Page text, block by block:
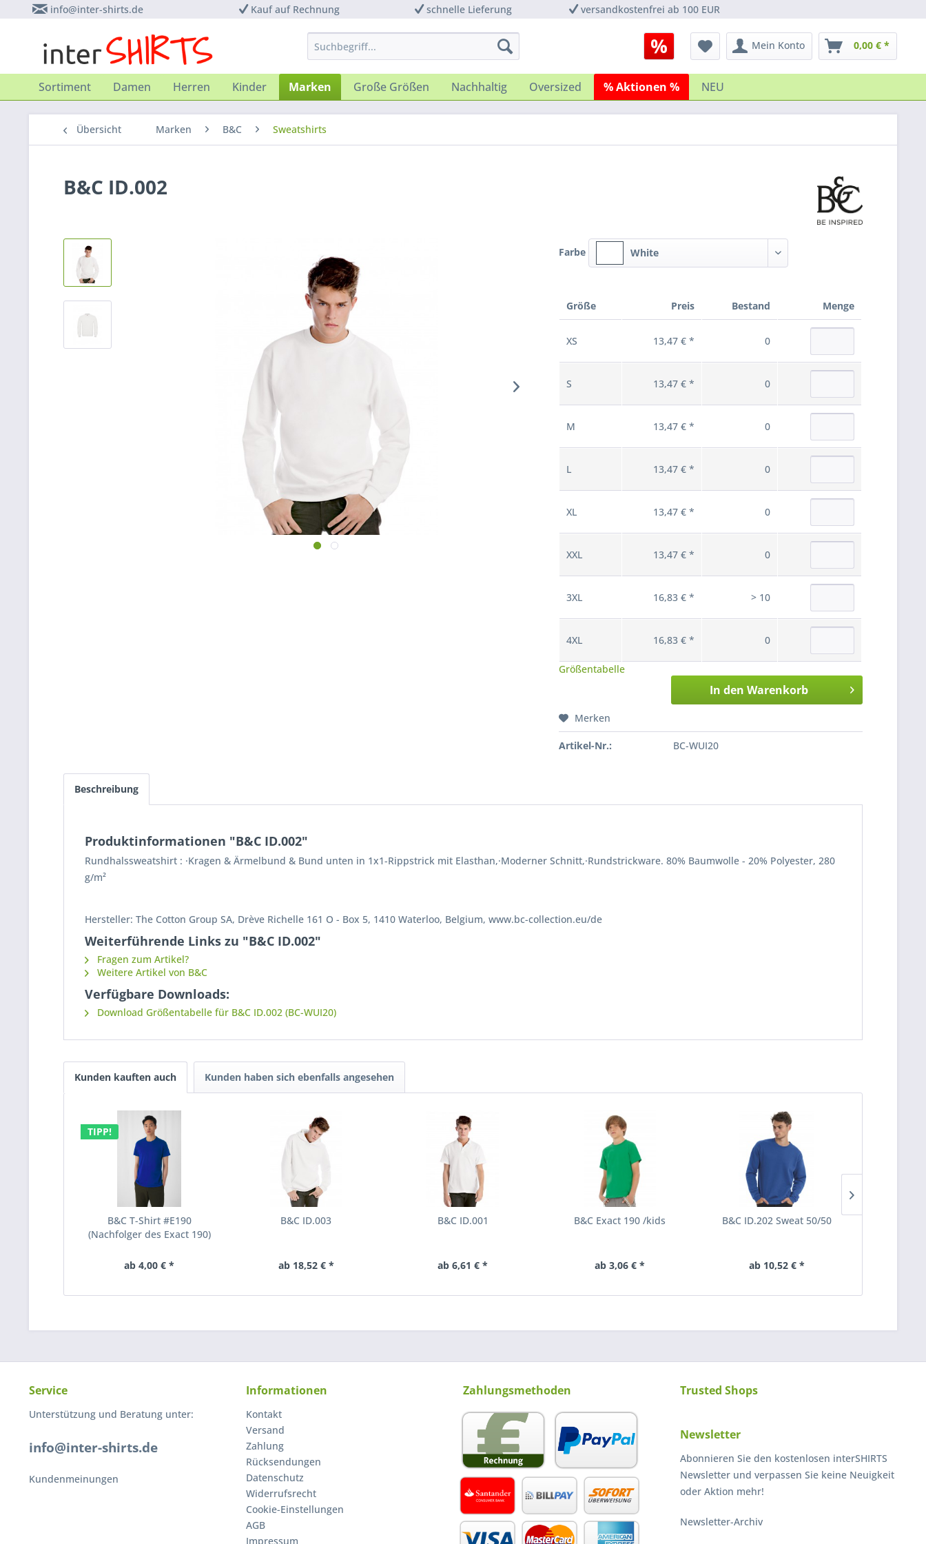
info@inter-shirts.de Kauf auf Rechnung schnelle Lieferung versandkostenfrei ab 100 EUR
Mein Konto 0,00 € *
Sortiment Damen Herren Kinder Marken Große Größen Nachhaltig Oversized % Aktionen % NEU
Übersicht Marken B&C Sweatshirts
B&C ID.002
Farbe White
Größe Preis Bestand Menge
XS 13,47 € * 0
S 13,47 € * 0
M 13,47 € * 0
L 13,47 € * 0
XL 13,47 € * 0
XXL 13,47 € * 0
3XL 16,83 € * > 10
4XL 16,83 € * 0
Größentabelle
In den Warenkorb
Merken
Artikel-Nr.: BC-WUI20
Beschreibung
Produktinformationen "B&C ID.002"
Rundhalssweatshirt : ·Kragen & Ärmelbund & Bund unten in 1x1-Rippstrick mit Elasthan,·Moderner Schnitt,·Rundstrickware. 80% Baumwolle - 20% Polyester, 280
g/m²
Hersteller: The Cotton Group SA, Drève Richelle 161 O - Box 5, 1410 Waterloo, Belgium, www.bc-collection.eu/de
Weiterführende Links zu "B&C ID.002"
Fragen zum Artikel?
Weitere Artikel von B&C
Verfügbare Downloads:
Download Größentabelle für B&C ID.002 (BC-WUI20)
Kunden kauften auch Kunden haben sich ebenfalls angesehen
TIPP!
B&C T-Shirt #E190
(Nachfolger des Exact 190)
ab 4,00 € *
B&C ID.003
ab 18,52 € *
B&C ID.001
ab 6,61 € *
B&C Exact 190 /kids
ab 3,06 € *
B&C ID.202 Sweat 50/50
ab 10,52 € *
Service
Unterstützung und Beratung unter:
info@inter-shirts.de
Kundenmeinungen
Informationen
Kontakt
Versand
Zahlung
Rücksendungen
Datenschutz
Widerrufsrecht
Cookie-Einstellungen
AGB
Impressum
Zahlungsmethoden Trusted Shops
Newsletter
Abonnieren Sie den kostenlosen interSHIRTS
Newsletter und verpassen Sie keine Neuigkeit
oder Aktion mehr!
Newsletter-Archiv